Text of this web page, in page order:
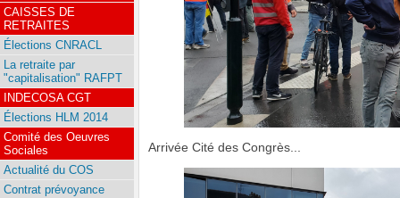
Arrivée Cité des Congrès...
CAISSES DE
RETRAITES
Élections CNRACL
La retraite par
"capitalisation" RAFPT
INDECOSA CGT
Élections HLM 2014
Comité des Oeuvres
Sociales
Actualité du COS
Contrat prévoyance